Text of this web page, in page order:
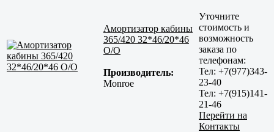
Амортизатор кабины
365/420 32*46/20*46
O/O
Производитель:
Monroe
Уточните
стоимость и
возможность
заказа по
телефонам:
Тел: +7(977)343-
23-40
Тел: +7(915)141-
21-46
Перейти на
Контакты